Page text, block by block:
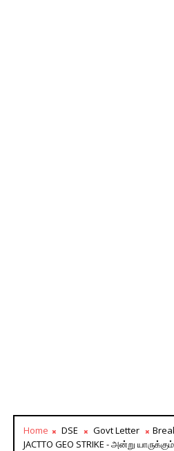
Home DSE Govt Letter
JACTTO GEO STRIKE - அன்று